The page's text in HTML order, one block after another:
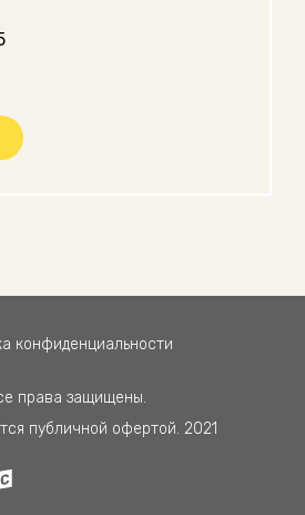
права защищены.
публичной офертой. 2021
конфиденциальности